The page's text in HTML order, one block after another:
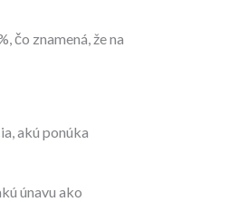
čo znamená, že na
akú ponúka
únavu ako